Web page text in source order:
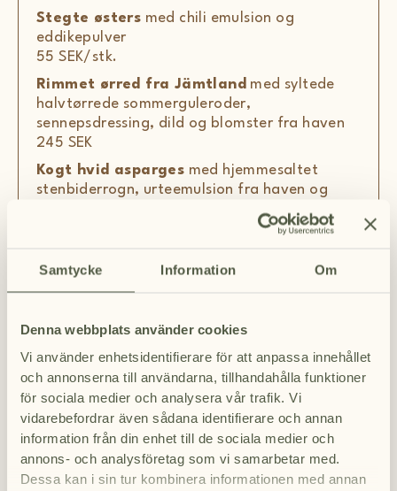
Samtycke Information Om
Denna webbplats använder cookies
Vi använder enhetsidentifierare för att anpassa innehållet
och annonserna till användarna, tillhandahålla funktioner
för sociala medier och analysera vår trafik. Vi
vidarebefordrar även sådana identifierare och annan
information från din enhet till de sociala medier och
annons- och analysföretag som vi samarbetar med.
Dessa kan i sin tur kombinera informationen med annan
Stegte østers med chili emulsion og
eddikepulver
55 SEK/stk.
Rimmet ørred fra Jämtland med syltede
halvtørrede sommerguleroder,
sennepsdressing, dild og blomster fra haven
245 SEK
Kogt hvid asparges med hjemmesaltet
stenbiderrogn, urteemulsion fra haven og
fra Vassakull Gård, iset peberrod og
krydderurter fra haven
Varme retter
Krydret dåhjort eller kronhjort med vildløg
og sommerkål, cremet morkel og sprød sky
Stegt hellefiskmed sommerforretter,
Sandefjordssauce, stegt jordskokker og